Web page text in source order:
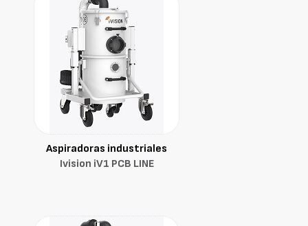
Aspiradoras industriales
Ivision iV1 PCB LINE